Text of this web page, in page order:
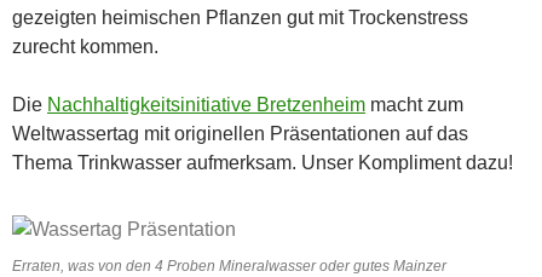
gezeigten heimischen Pflanzen gut mit Trockenstress
zurecht kommen.
Die Nachhaltigkeitsinitiative Bretzenheim macht zum
Weltwassertag mit originellen Präsentationen auf das
Thema Trinkwasser aufmerksam. Unser Kompliment dazu!
Erraten, was von den 4 Proben Mineralwasser oder gutes Mainzer